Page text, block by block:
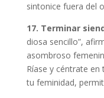
sintonice fuera del
17. Terminar
diosa sencillo”,
asombroso
Ríase y céntrate en
tu feminidad,